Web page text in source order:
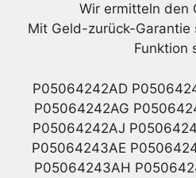
Wir ermitteln den
Mit Geld-zurück-Garantie
Funktion
P05064242AD
P05064242AG
P05064242AJ
P05064243AE
P05064243AH